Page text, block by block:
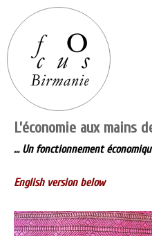
L’économie aux mains
… Un fonctionnement
English version below